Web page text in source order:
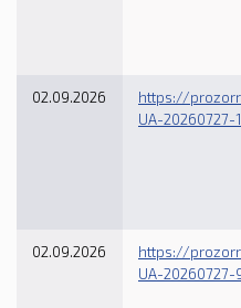
02.09.2026
https://
UA-20260727-
02.09.2026
https://
UA-